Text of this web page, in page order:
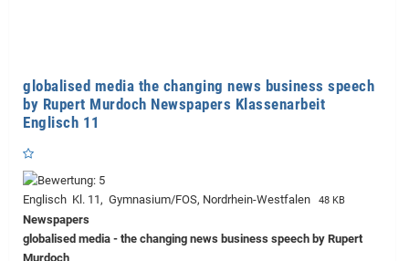
globalised media the changing news business speech
by Rupert Murdoch Newspapers Klassenarbeit
Englisch 11
Englisch Kl. 11, Gymnasium/FOS, Nordrhein-Westfalen 48 KB
Newspapers
globalised media - the changing news business speech by Rupert
Murdoch